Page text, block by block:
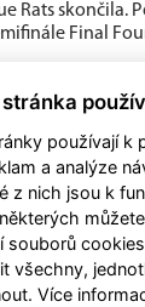
Rats skončila.
Final
používají k
a analýze
z nich jsou k
souborů
všechny,
Více